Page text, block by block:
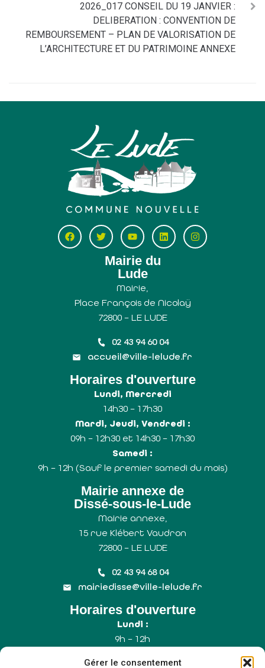
Gérer le consentement
2026_017 CONSEIL DU 19 JANVIER :
DELIBERATION : CONVENTION DE
REMBOURSEMENT – PLAN DE VALORISATION DE
L’ARCHITECTURE ET DU PATRIMOINE ANNEXE
Mairie du
Lude
Mairie,
Place François de Nicolaÿ
72800 – LE LUDE
02 43 94 60 04
accueil@ville-lelude.fr
Horaires d'ouverture
Lundi, Mercredi
14h30 – 17h30
Mardi, Jeudi, Vendredi :
09h – 12h30 et 14h30 – 17h30
Samedi :
9h – 12h (Sauf le premier samedi du mois)
Mairie annexe de
Dissé-sous-le-Lude
Mairie annexe,
15 rue Klébert Vaudron
72800 – LE LUDE
02 43 94 68 04
mairiedisse@ville-lelude.fr
Horaires d'ouverture
Lundi :
9h – 12h